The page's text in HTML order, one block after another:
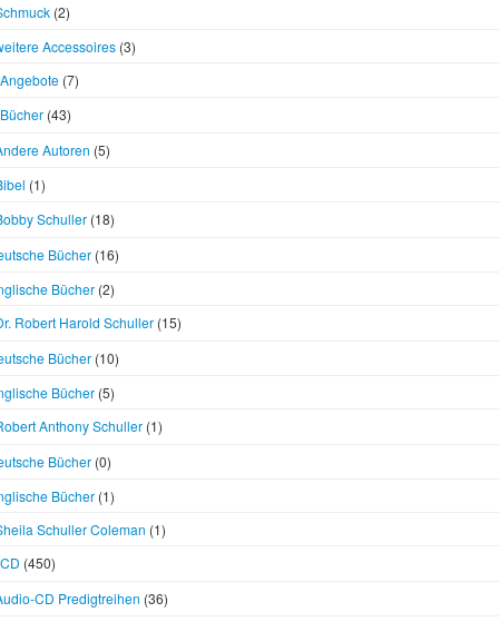
(2)
Accessoires (3)
Angebote (7)
Bücher (43)
Autoren (5)
(1)
Schuller (18)
Bücher (16)
Bücher (2)
Robert Harold Schuller (15)
Bücher (10)
Bücher (5)
Anthony Schuller (1)
Bücher (0)
Bücher (1)
Schuller Coleman (1)
CD (450)
CD Predigtreihen (36)